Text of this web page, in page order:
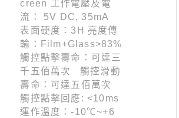
creen 工作電壓及電
流： 5V DC, 35mA
表面硬度：3H 亮度傳
輸：Film+Glass>83%
觸控點擊壽命：可達三
千五佰萬次 觸控滑動
壽命：可達五佰萬次
觸控點擊回應: <10ms
運作溫度：-10℃~+6